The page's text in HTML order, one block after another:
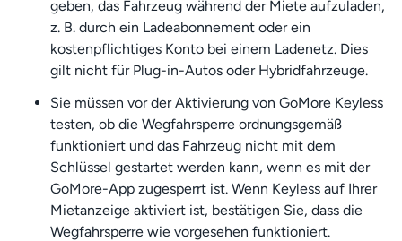
geben, das Fahrzeug während der Miete aufzuladen,
z. B. durch ein Ladeabonnement oder ein
kostenpflichtiges Konto bei einem Ladenetz. Dies
gilt nicht für Plug-in-Autos oder Hybridfahrzeuge.
Sie müssen vor der Aktivierung von GoMore Keyless
testen, ob die Wegfahrsperre ordnungsgemäß
funktioniert und das Fahrzeug nicht mit dem
Schlüssel gestartet werden kann, wenn es mit der
GoMore-App zugesperrt ist. Wenn Keyless auf Ihrer
Mietanzeige aktiviert ist, bestätigen Sie, dass die
Wegfahrsperre wie vorgesehen funktioniert.